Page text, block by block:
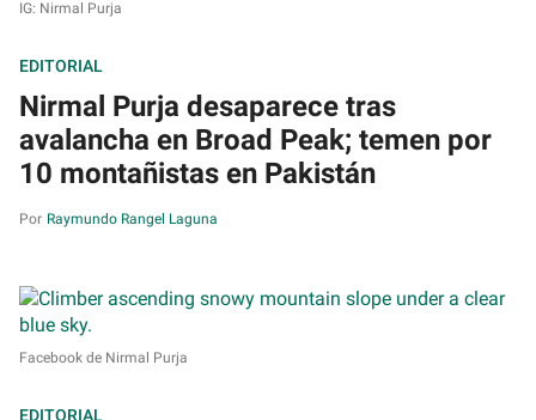
IG: Nirmal Purja
EDITORIAL
Nirmal Purja desaparece tras
avalancha en Broad Peak; temen por
10 montañistas en Pakistán
Raymundo Rangel Laguna
Facebook de Nirmal Purja
EDITORIAL